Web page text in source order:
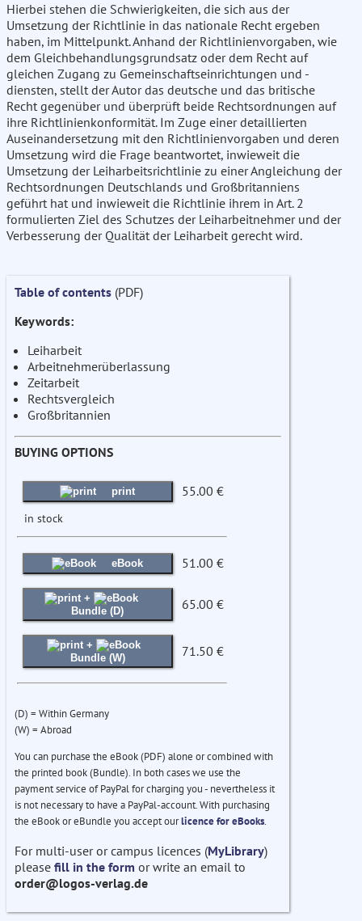
Hierbei stehen die Schwierigkeiten, die sich aus der
Umsetzung der Richtlinie in das nationale Recht ergeben
haben, im Mittelpunkt. Anhand der Richtlinienvorgaben, wie
dem Gleichbehandlungsgrundsatz oder dem Recht auf
gleichen Zugang zu Gemeinschaftseinrichtungen und -
diensten, stellt der Autor das deutsche und das britische
Recht gegenüber und überprüft beide Rechtsordnungen auf
ihre Richtlinienkonformität. Im Zuge einer detaillierten
Auseinandersetzung mit den Richtlinienvorgaben und deren
Umsetzung wird die Frage beantwortet, inwieweit die
Umsetzung der Leiharbeitsrichtlinie zu einer Angleichung der
Rechtsordnungen Deutschlands und Großbritanniens
geführt hat und inwieweit die Richtlinie ihrem in Art. 2
formulierten Ziel des Schutzes der Leiharbeitnehmer und der
Verbesserung der Qualität der Leiharbeit gerecht wird.
Table of contents (PDF)
Keywords:
Leiharbeit
Arbeitnehmerüberlassung
Zeitarbeit
Rechtsvergleich
Großbritannien
BUYING OPTIONS
print 55.00 €
in stock
eBook 51.00 €
+
Bundle (D)
65.00 €
+
Bundle (W)
71.50 €
(D) = Within Germany
(W) = Abroad
You can purchase the eBook (PDF) alone or combined with
the printed book (Bundle). In both cases we use the
payment service of PayPal for charging you - nevertheless it
is not necessary to have a PayPal-account. With purchasing
the eBook or eBundle you accept ourlicence for eBooks.
For multi-user or campus licences (MyLibrary)
please fill in the form or write an email to
order@logos-verlag.de